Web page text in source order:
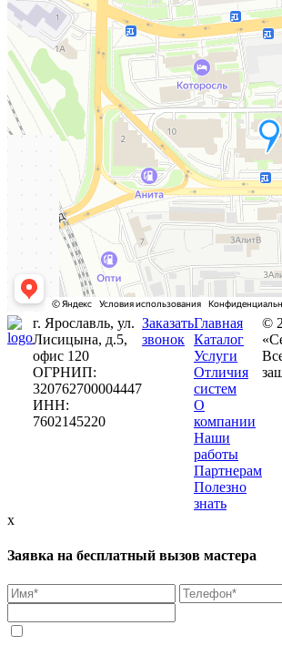
г. Ярославль, ул.
Лисицына, д.5,
офис 120
ОГРНИП:
320762700004447
ИНН:
7602145220
Заказать
звонок
Главная
Каталог
Услуги
Отличия
систем
О
компании
Наши
работы
Партнерам
Полезно
знать
©
x
Заявка на бесплатный вызов мастера